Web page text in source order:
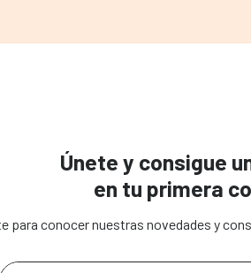
Únete y consigue
en tu primera
para conocer nuestras novedades y